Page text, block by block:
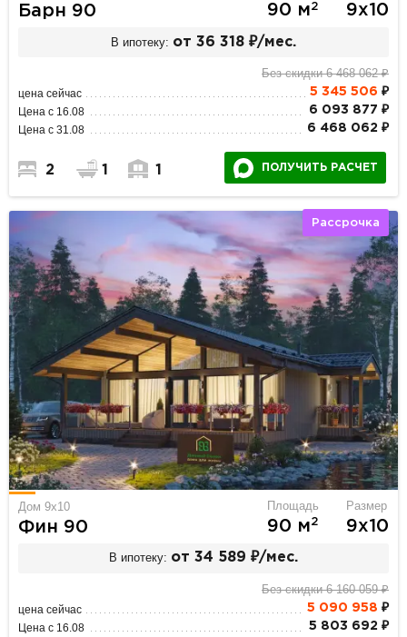
Барн 90 90 м2 9х10
В ипотеку: от 36 318 ₽/мес.
Без скидки 6 468 062 ₽
цена сейчас 5 345 506 ₽
Цена с 16.08 6 093 877 ₽
Цена с 31.08 6 468 062 ₽
2 1 1 ПОЛУЧИТЬ РАСЧЕТ
Рассрочка
Дом 9х10
Фин 90
Площадь
90 м2
Размер
9х10
В ипотеку: от 34 589 ₽/мес.
Без скидки 6 160 059 ₽
цена сейчас 5 090 958 ₽
Цена с 16.08 5 803 692 ₽